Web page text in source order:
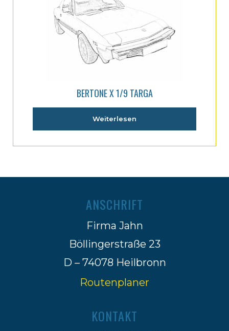
BERTONE X 1/9 TARGA
Weiterlesen
ANSCHRIFT
Firma Jahn
Böllingerstraße 23
D – 74078 Heilbronn
Routenplaner
KONTAKT